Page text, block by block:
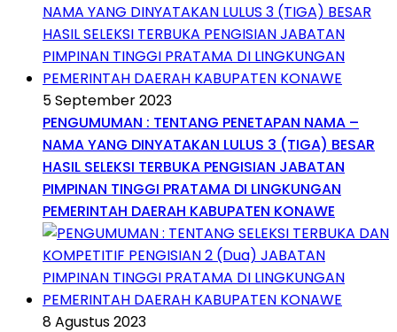
5 September 2023
PENGUMUMAN : TENTANG PENETAPAN NAMA –
NAMA YANG DINYATAKAN LULUS 3 (TIGA) BESAR
HASIL SELEKSI TERBUKA PENGISIAN JABATAN
PIMPINAN TINGGI PRATAMA DI LINGKUNGAN
PEMERINTAH DAERAH KABUPATEN KONAWE
8 Agustus 2023